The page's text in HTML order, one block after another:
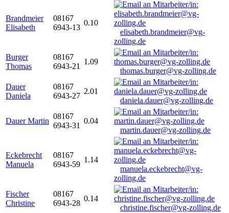
Brandmeier
Elisabeth
08167
6943-13
0.10
elisabeth.brandmeier@vg-
zolling.de
Burger
Thomas
08167
6943-21
1.09
thomas.burger@vg-zolling.de
Dauer
Daniela
08167
6943-27
2.01
daniela.dauer@vg-zolling.de
Dauer Martin
08167
6943-31
0.04
martin.dauer@vg-zolling.de
Eckebrecht
Manuela
08167
6943-59
1.14
manuela.eckebrecht@vg-
zolling.de
Fischer
Christine
08167
6943-28
0.14
christine.fischer@vg-zolling.de